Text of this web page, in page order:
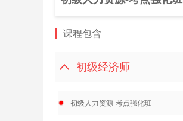
课程包含
初级经济师
初级人力资源-考点强化班